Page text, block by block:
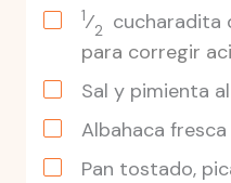
1⁄2 cucharadita
para corregir
Sal y pimienta
Albahaca
Pan tostado,